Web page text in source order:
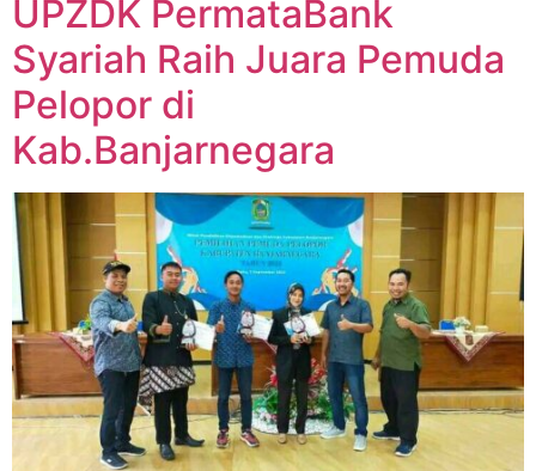
UPZDK PermataBank
Syariah Raih Juara Pemuda
Pelopor di
Kab.Banjarnegara